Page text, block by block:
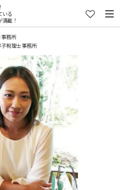
いる
載！
務所
税理士事務所